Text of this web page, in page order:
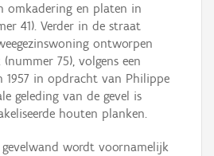
omkadering en platen in
41). Verder in de straat
ontworpen
75), volgens een
1957 in opdracht van Philippe
geleding van de gevel is
houten planken.
wordt voornamelijk